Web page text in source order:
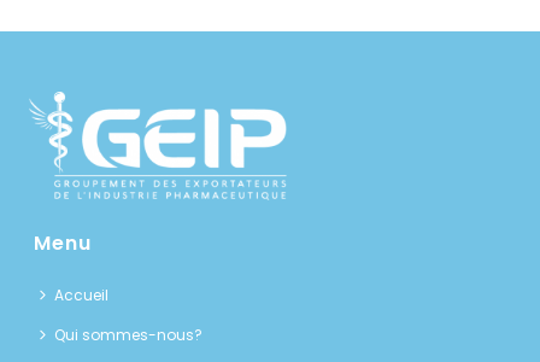
Menu
Accueil
Qui sommes-nous?